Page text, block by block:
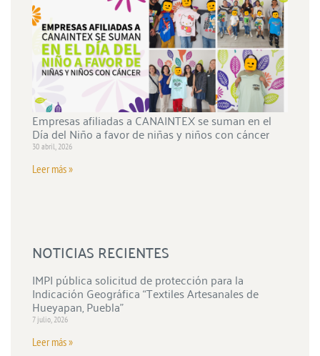
Empresas afiliadas a CANAINTEX se suman en el
Día del Niño a favor de niñas y niños con cáncer
30 abril, 2026
Leer más »
NOTICIAS RECIENTES
IMPI pública solicitud de protección para la
Indicación Geográfica “Textiles Artesanales de
Hueyapan, Puebla”
7 julio, 2026
Leer más »